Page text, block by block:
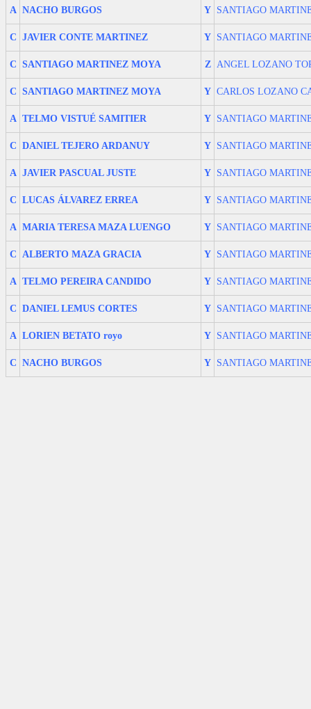
A NACHO BURGOS Y SANTIAGO
C JAVIER CONTE MARTINEZ Y SANTIAGO
C SANTIAGO MARTINEZ MOYA Z ANGEL LOZANO
C SANTIAGO MARTINEZ MOYA Y CARLOS LOZANO
A TELMO VISTUÉ SAMITIER Y SANTIAGO
C DANIEL TEJERO ARDANUY Y SANTIAGO
A JAVIER PASCUAL JUSTE Y SANTIAGO
C LUCAS ÁLVAREZ ERREA Y SANTIAGO
A MARIA TERESA MAZA LUENGO Y SANTIAGO
C ALBERTO MAZA GRACIA Y SANTIAGO
A TELMO PEREIRA CANDIDO Y SANTIAGO
C DANIEL LEMUS CORTES Y SANTIAGO
A LORIEN BETATO royo Y SANTIAGO
C NACHO BURGOS Y SANTIAGO